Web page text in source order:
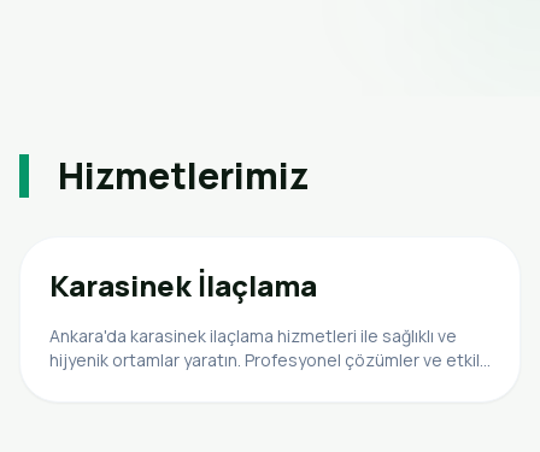
Hizmetlerimiz
Karasinek İlaçlama
Ankara'da karasinek ilaçlama hizmetleri ile sağlıklı ve
hijyenik ortamlar yaratın. Profesyonel çözümler ve etkili